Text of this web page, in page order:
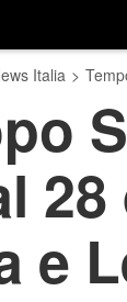
Italia >
e